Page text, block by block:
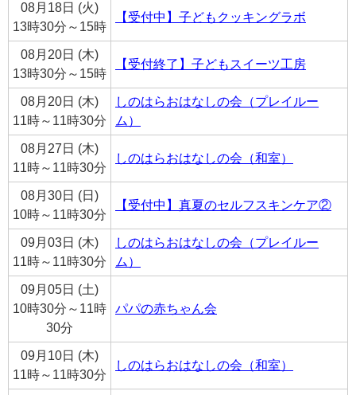
08月18日 (火)
13時30分～15時
【受付中】子どもクッキングラボ
08月20日 (木)
13時30分～15時
【受付終了】子どもスイーツ工房
08月20日 (木)
11時～11時30分
しのはらおはなしの会（プレイルー
ム）
08月27日 (木)
11時～11時30分
しのはらおはなしの会（和室）
08月30日 (日)
10時～11時30分
【受付中】真夏のセルフスキンケア②
09月03日 (木)
11時～11時30分
しのはらおはなしの会（プレイルー
ム）
09月05日 (土)
10時30分～11時
30分
パパの赤ちゃん会
09月10日 (木)
11時～11時30分
しのはらおはなしの会（和室）